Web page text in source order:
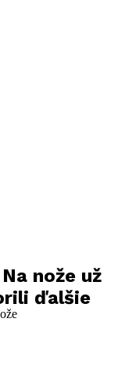
nože už
ďalšie